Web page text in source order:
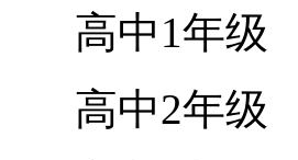
高中1年级
高中2年级